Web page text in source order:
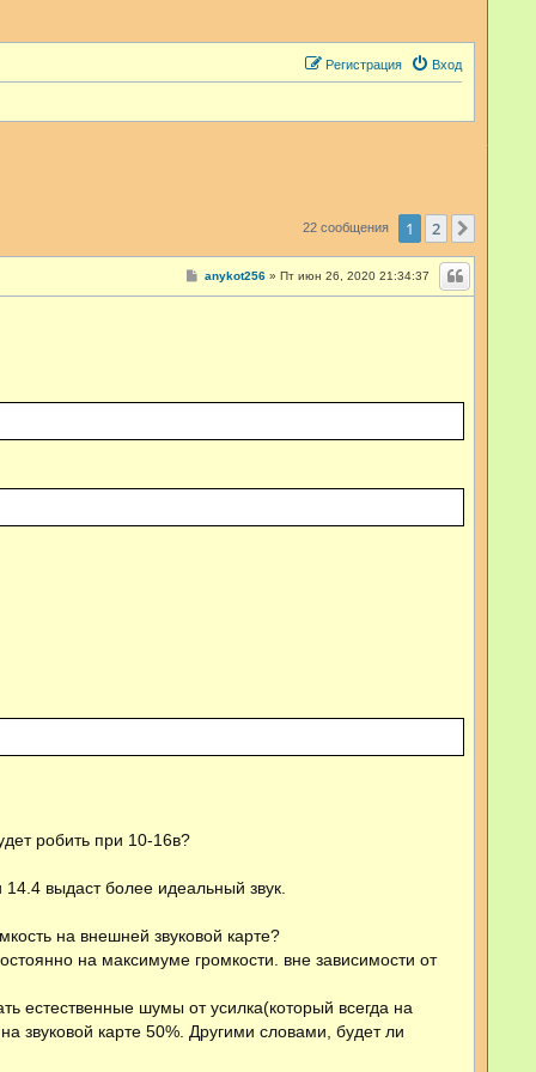
Вход
Регистрация
22 сообщения 1 2
Сanykot256 » Пт июн 26, 2020 21:34:37
робить при 10-16в?
выдаст более идеальный звук.
на внешней звуковой карте?
на максимуме громкости. вне зависимости от
естественные шумы от усилка(который всегда на
звуковой карте 50%. Другими словами, будет ли